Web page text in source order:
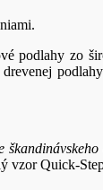
podlahy zo
vzor Quick-